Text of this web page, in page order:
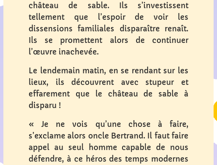
château de sable. Ils s’investissent
tellement que l’espoir de voir les
dissensions familiales disparaître renaît.
Ils se promettent alors de continuer
l’œuvre inachevée.
Le lendemain matin, en se rendant sur les
lieux, ils découvrent avec stupeur et
effarement que le château de sable à
disparu !
« Je ne vois qu’une chose à faire,
s’exclame alors oncle Bertrand. Il faut faire
appel au seul homme capable de nous
défendre, à ce héros des temps modernes